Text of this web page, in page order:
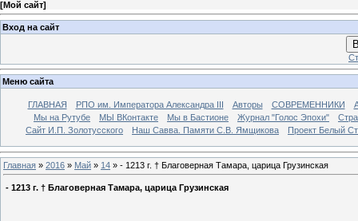
[Мой сайт]
Вход на сайт
Меню сайта
ГЛАВНАЯ РПО им. Императора Александра III Авторы СОВРЕМЕННИКИ
Мы на Рутубе
МЫ ВКонтакте Мы в Бастионе Журнал "Голос Эпохи"
Сайт И.П. Золотусского
Наш Савва. Памяти С.В. Ямщикова Проект Белый
Главная » 2016 » Май » 14 » - 1213 г. † Благоверная Тамара, царица Грузинская
- 1213 г. † Благоверная Тамара, царица Грузинская